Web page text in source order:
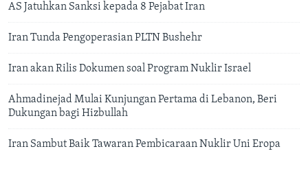
AS Jatuhkan Sanksi kepada 8 Pejabat Iran
Iran Tunda Pengoperasian PLTN Bushehr
Iran akan Rilis Dokumen soal Program Nuklir Israel
Ahmadinejad Mulai Kunjungan Pertama di Lebanon, Beri
Dukungan bagi Hizbullah
Iran Sambut Baik Tawaran Pembicaraan Nuklir Uni Eropa